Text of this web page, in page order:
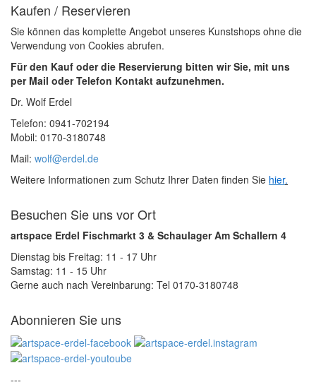
Kaufen / Reservieren
Sie können das komplette Angebot unseres Kunstshops ohne die
Verwendung von Cookies abrufen.
Für den Kauf oder die Reservierung bitten wir Sie, mit uns
per Mail oder Telefon Kontakt aufzunehmen.
Dr. Wolf Erdel
Telefon: 0941-702194
Mobil: 0170-3180748
Mail: wolf@erdel.de
Weitere Informationen zum Schutz Ihrer Daten finden Sie hier.
Besuchen Sie uns vor Ort
artspace Erdel Fischmarkt 3 & Schaulager Am Schallern 4
Dienstag bis Freitag: 11 - 17 Uhr
Samstag: 11 - 15 Uhr
Gerne auch nach Vereinbarung: Tel 0170-3180748
Abonnieren Sie uns
---